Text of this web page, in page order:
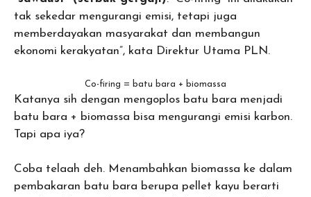
tak sekedar mengurangi emisi, tetapi juga
memberdayakan masyarakat dan membangun
ekonomi kerakyatan”, kata Direktur Utama PLN.
Co-firing = batu bara + biomassa
Katanya sih dengan mengoplos batu bara menjadi
batu bara + biomassa bisa mengurangi emisi karbon.
Tapi apa iya?
Coba telaah deh. Menambahkan biomassa ke dalam
pembakaran batu bara berupa pellet kayu berarti